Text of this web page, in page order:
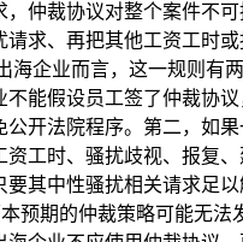
，仲裁协议对整个案件不
请求、再把其他工资工时
海企业而言，这一规则有
不能假设员工签了仲裁协
公开法院程序。第二，如
资工时、骚扰歧视、报复
要其中性骚扰相关请求足以
预期的仲裁策略可能无法